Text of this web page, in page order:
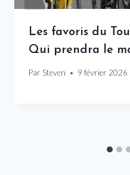
Les favoris du
Qui prendra le
Par Steven 9 février 2026